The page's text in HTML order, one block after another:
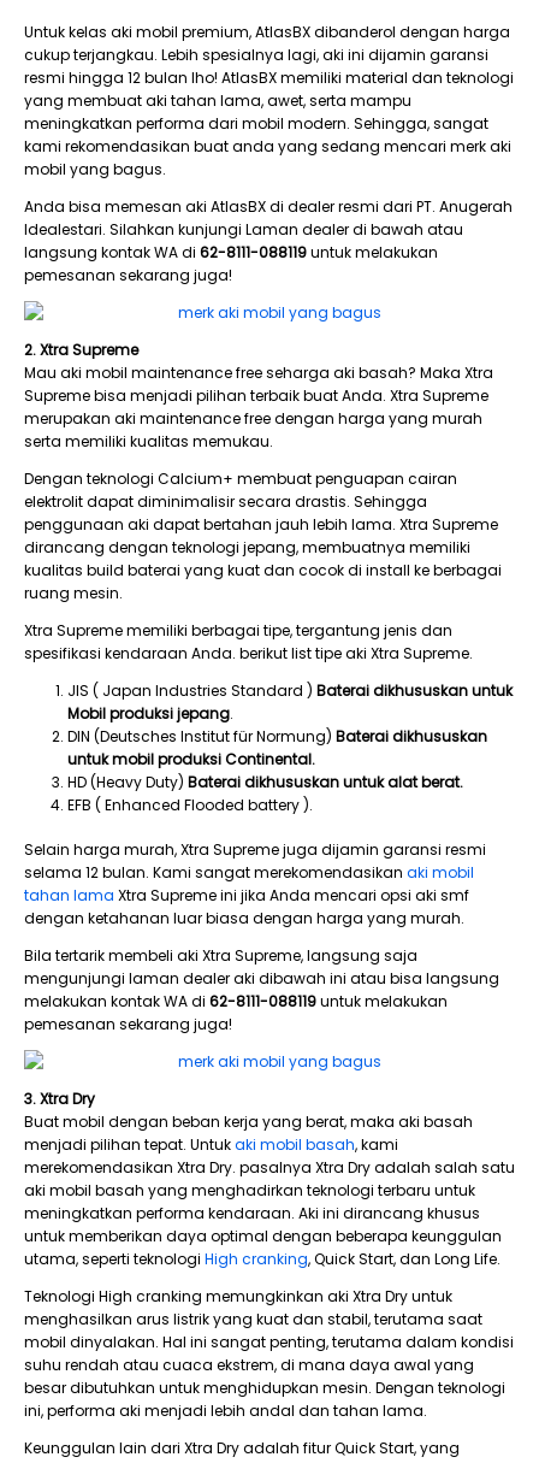
Untuk kelas aki mobil premium, AtlasBX dibanderol dengan harga
cukup terjangkau. Lebih spesialnya lagi, aki ini dijamin garansi
resmi hingga 12 bulan lho! AtlasBX memiliki material dan teknologi
yang membuat aki tahan lama, awet, serta mampu
meningkatkan performa dari mobil modern. Sehingga, sangat
kami rekomendasikan buat anda yang sedang mencari merk aki
mobil yang bagus.
Anda bisa memesan aki AtlasBX di dealer resmi dari PT. Anugerah
Idealestari. Silahkan kunjungi Laman dealer di bawah atau
langsung kontak WA di 62-8111-088119untuk melakukan
pemesanan sekarang juga!
2. Xtra Supreme
Mau aki mobil maintenance free seharga aki basah? Maka Xtra
Supreme bisa menjadi pilihan terbaik buat Anda. Xtra Supreme
merupakan aki maintenance free dengan harga yang murah
serta memiliki kualitas memukau.
Dengan teknologi Calcium+ membuat penguapan cairan
elektrolit dapat diminimalisir secara drastis. Sehingga
penggunaan aki dapat bertahan jauh lebih lama. Xtra Supreme
dirancang dengan teknologi jepang, membuatnya memiliki
kualitas build baterai yang kuat dan cocok di install ke berbagai
ruang mesin.
Xtra Supreme memiliki berbagai tipe, tergantung jenis dan
spesifikasi kendaraan Anda. berikut list tipe aki Xtra Supreme.
JIS ( Japan Industries Standard ) Baterai dikhususkan untuk
Mobil produksi jepang.
DIN (Deutsches Institut für Normung) Baterai dikhususkan
untuk mobil produksi Continental.
HD (Heavy Duty) Baterai dikhususkan untuk alat berat.
EFB ( Enhanced Flooded battery ).
Selain harga murah, Xtra Supreme juga dijamin garansi resmi
selama 12 bulan. Kami sangat merekomendasikan aki mobil
tahan lama Xtra Supreme ini jika Anda mencari opsi aki smf
dengan ketahanan luar biasa dengan harga yang murah.
Bila tertarik membeli aki Xtra Supreme, langsung saja
mengunjungi laman dealer aki dibawah ini atau bisa langsung
melakukan kontak WA di 62-8111-088119untuk melakukan
pemesanan sekarang juga!
3. Xtra Dry
Buat mobil dengan beban kerja yang berat, maka aki basah
menjadi pilihan tepat. Untukaki mobil basah, kami
merekomendasikan Xtra Dry. pasalnya Xtra Dry adalah salah satu
aki mobil basah yang menghadirkan teknologi terbaru untuk
meningkatkan performa kendaraan. Aki ini dirancang khusus
untuk memberikan daya optimal dengan beberapa keunggulan
utama, seperti teknologi High cranking, Quick Start, dan Long Life.
Teknologi High cranking memungkinkan aki Xtra Dry untuk
menghasilkan arus listrik yang kuat dan stabil, terutama saat
mobil dinyalakan. Hal ini sangat penting, terutama dalam kondisi
suhu rendah atau cuaca ekstrem, di mana daya awal yang
besar dibutuhkan untuk menghidupkan mesin. Dengan teknologi
ini, performa aki menjadi lebih andal dan tahan lama.
Keunggulan lain dari Xtra Dry adalah fitur Quick Start, yang